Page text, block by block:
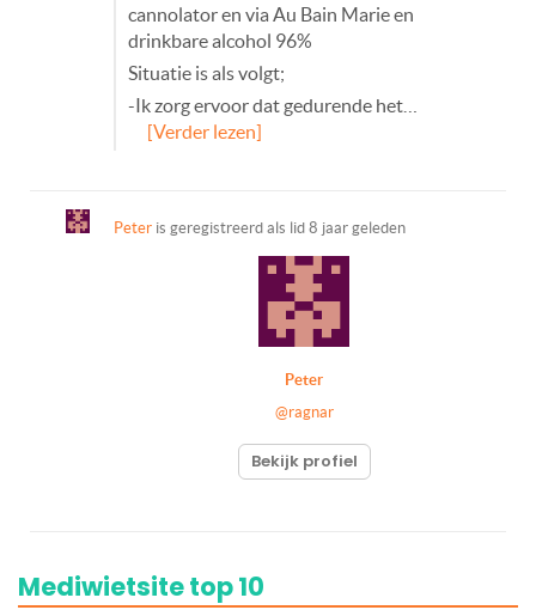
cannolator en via Au Bain Marie en
drinkbare alcohol 96%
Situatie is als volgt;
-Ik zorg ervoor dat gedurende het…
[Verder lezen]
Peter is geregistreerd als lid 8 jaar geleden
Peter
@ragnar
Bekijk profiel
Mediwietsite top 10